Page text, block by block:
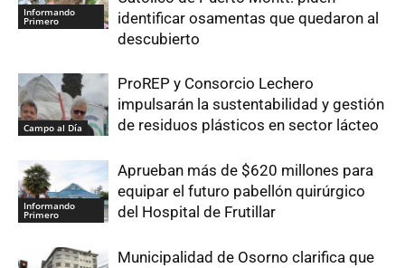
Informando
Primero
identificar osamentas que quedaron al
descubierto
Campo al Día
ProREP y Consorcio Lechero
impulsarán la sustentabilidad y gestión
de residuos plásticos en sector lácteo
Informando
Primero
Aprueban más de $620 millones para
equipar el futuro pabellón quirúrgico
del Hospital de Frutillar
Municipalidad de Osorno clarifica que